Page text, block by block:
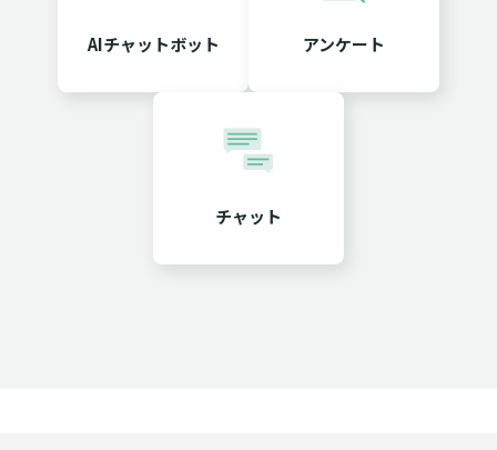
AIチャットボット アンケート
チャット